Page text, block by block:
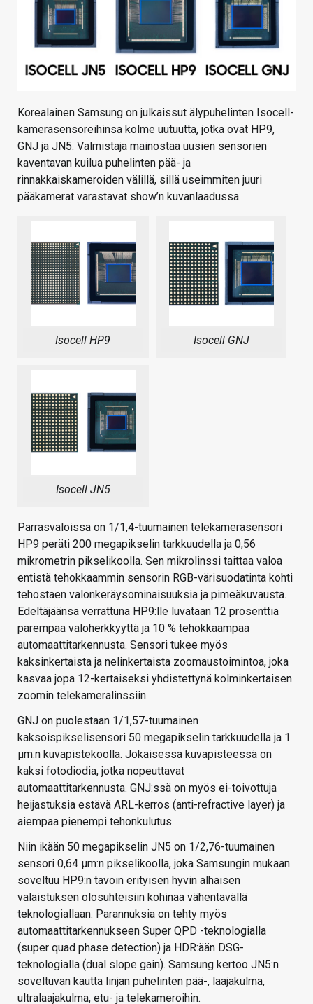
HAKU
Korealainen Samsung on julkaissut älypuhelinten Isocell-
kamerasensoreihinsa kolme uutuutta, jotka ovat HP9,
GNJ ja JN5. Valmistaja mainostaa uusien sensorien
kaventavan kuilua puhelinten pää- ja
rinnakkaiskameroiden välillä, sillä useimmiten juuri
pääkamerat varastavat show’n kuvanlaadussa.
Isocell HP9 Isocell GNJ
Isocell JN5
Parrasvaloissa on 1/1,4-tuumainen telekamerasensori
HP9 peräti 200 megapikselin tarkkuudella ja 0,56
mikrometrin pikselikoolla. Sen mikrolinssi taittaa valoa
entistä tehokkaammin sensorin RGB-värisuodatinta kohti
tehostaen valonkeräysominaisuuksia ja pimeäkuvausta.
Edeltäjäänsä verrattuna HP9:lle luvataan 12 prosenttia
parempaa valoherkkyyttä ja 10 % tehokkaampaa
automaattitarkennusta. Sensori tukee myös
kaksinkertaista ja nelinkertaista zoomaustoimintoa, joka
kasvaa jopa 12-kertaiseksi yhdistettynä kolminkertaisen
zoomin telekameralinssiin.
GNJ on puolestaan 1/1,57-tuumainen
kaksoispikselisensori 50 megapikselin tarkkuudella ja 1
μm:n kuvapistekoolla. Jokaisessa kuvapisteessä on
kaksi fotodiodia, jotka nopeuttavat
automaattitarkennusta. GNJ:ssä on myös ei-toivottuja
heijastuksia estävä ARL-kerros (anti-refractive layer) ja
aiempaa pienempi tehonkulutus.
Niin ikään 50 megapikselin JN5 on 1/2,76-tuumainen
sensori 0,64 μm:n pikselikoolla, joka Samsungin mukaan
soveltuu HP9:n tavoin erityisen hyvin alhaisen
valaistuksen olosuhteisiin kohinaa vähentävällä
teknologiallaan. Parannuksia on tehty myös
automaattitarkennukseen Super QPD -teknologialla
(super quad phase detection) ja HDR:ään DSG-
teknologialla (dual slope gain). Samsung kertoo JN5:n
soveltuvan kautta linjan puhelinten pää-, laajakulma,
ultralaajakulma, etu- ja telekameroihin.